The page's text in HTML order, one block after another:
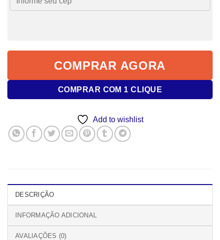
COMPRAR AGORA
COMPRAR COM 1 CLIQUE
Add to wishlist
DESCRIÇÃO
INFORMAÇÃO ADICIONAL
AVALIAÇÕES (0)